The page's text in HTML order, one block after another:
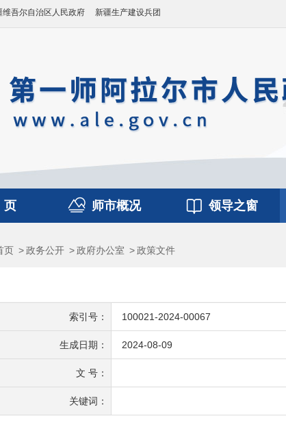
维吾尔自治区人民政府 新疆生产建设兵团
师市概况 领导之窗
页 >政务公开 >政府办公室 >政策文件
索引号： 100021-2024-00067
生成日期： 2024-08-09
文 号：
关键词：